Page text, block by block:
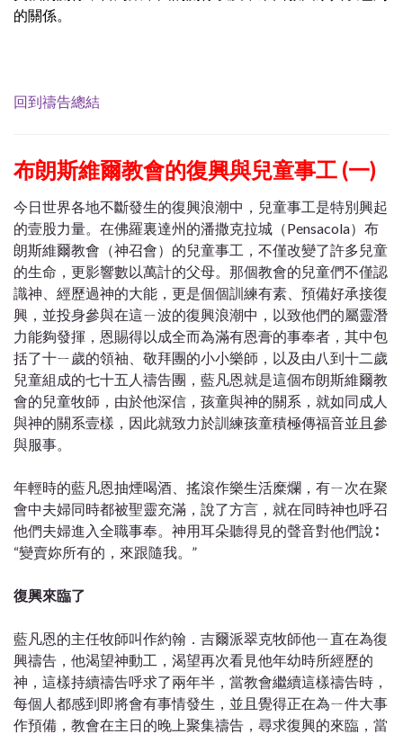
的關係。
回到禱告總結
布朗斯維爾教會的復興與兒童事工 (一)
今日世界各地不斷發生的復興浪潮中，兒童事工是特別興起
的壹股力量。在佛羅裏達州的潘撒克拉城（Pensacola）布
朗斯維爾教會（神召會）的兒童事工，不僅改變了許多兒童
的生命，更影響數以萬計的父母。那個教會的兒童們不僅認
識神、經歷過神的大能，更是個個訓練有素、預備好承接復
興，並投身參與在這ㄧ波的復興浪潮中，以致他們的屬靈潛
力能夠發揮，恩賜得以成全而為滿有恩膏的事奉者，其中包
括了十ㄧ歲的領袖、敬拜團的小小樂師，以及由八到十二歲
兒童組成的七十五人禱告團，藍凡恩就是這個布朗斯維爾教
會的兒童牧師，由於他深信，孩童與神的關系，就如同成人
與神的關系壹樣，因此就致力於訓練孩童積極傳福音並且參
與服事。
年輕時的藍凡恩抽煙喝酒、搖滾作樂生活糜爛，有ㄧ次在聚
會中夫婦同時都被聖靈充滿，說了方言，就在同時神也呼召
他們夫婦進入全職事奉。神用耳朵聽得見的聲音對他們說∶
“變賣妳所有的，來跟隨我。”
復興來臨了
藍凡恩的主任牧師叫作約翰．吉爾派翠克牧師他ㄧ直在為復
興禱告，他渴望神動工，渴望再次看見他年幼時所經歷的
神，這樣持續禱告呼求了兩年半，當教會繼續這樣禱告時，
每個人都感到即將會有事情發生，並且覺得正在為ㄧ件大事
作預備，教會在主日的晚上聚集禱告，尋求復興的來臨，當